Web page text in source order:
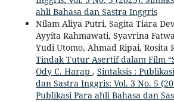
ahli Bahasa dan Sastra Inggris
Nilam Aliya Putri, Sagita Tiara
Ayyita Rahmawati, Syavrina
Yudi Utomo, Ahmad Ripai, Rosita
Tindak Tutur Asertif dalam Film
Ody C. Harap , Sintaksis :
dan Sastra Inggris: Vol. 3 No. 5
Publikasi Para ahli Bahasa dan